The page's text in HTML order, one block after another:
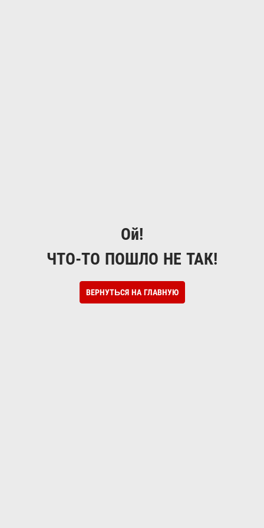
Ой!
ЧТО-ТО ПОШЛО НЕ ТАК!
ВЕРНУТЬСЯ НА ГЛАВНУЮ